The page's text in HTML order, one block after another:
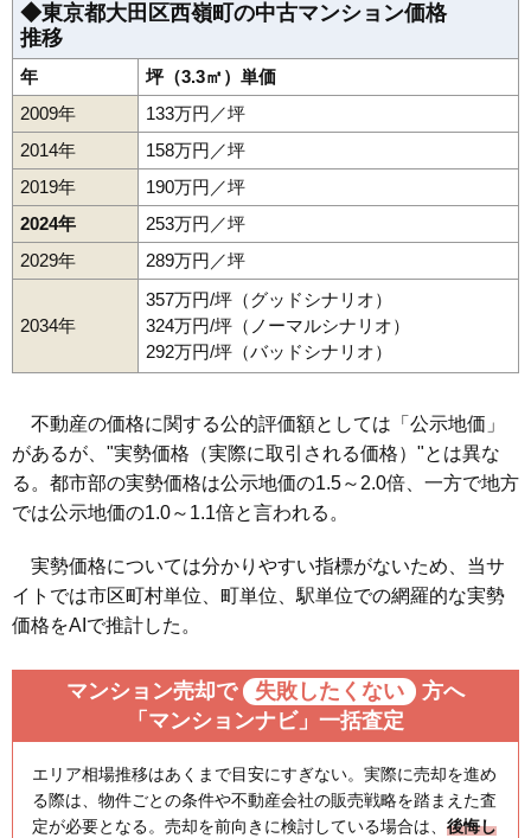
◆東京都大田区西嶺町の中古マンション価格
推移
年
坪（3.3㎡）単価
2009年
133万円／坪
2014年
158万円／坪
2019年
190万円／坪
2024年
253万円／坪
2029年
289万円／坪
2034年
357万円/坪（グッドシナリオ）
324万円/坪（ノーマルシナリオ）
292万円/坪（バッドシナリオ）
不動産の価格に関する公的評価額としては「公示地価」
があるが、"実勢価格（実際に取引される価格）"とは異な
る。都市部の実勢価格は公示地価の1.5～2.0倍、一方で地方
では公示地価の1.0～1.1倍と言われる。
実勢価格については分かりやすい指標がないため、当サ
イトでは市区町村単位、町単位、駅単位での網羅的な実勢
価格をAIで推計した。
マンション売却で 失敗したくない
方へ
「マンションナビ」一括査定
エリア相場推移はあくまで目安にすぎない。実際に売却を進め
る際は、物件ごとの条件や不動産会社の販売戦略を踏まえた査
定が必要となる。売却を前向きに検討している場合は、 後悔し